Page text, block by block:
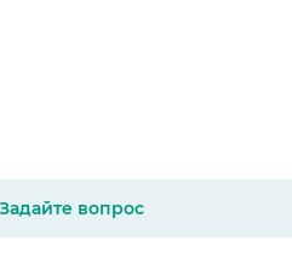
Задайте вопрос